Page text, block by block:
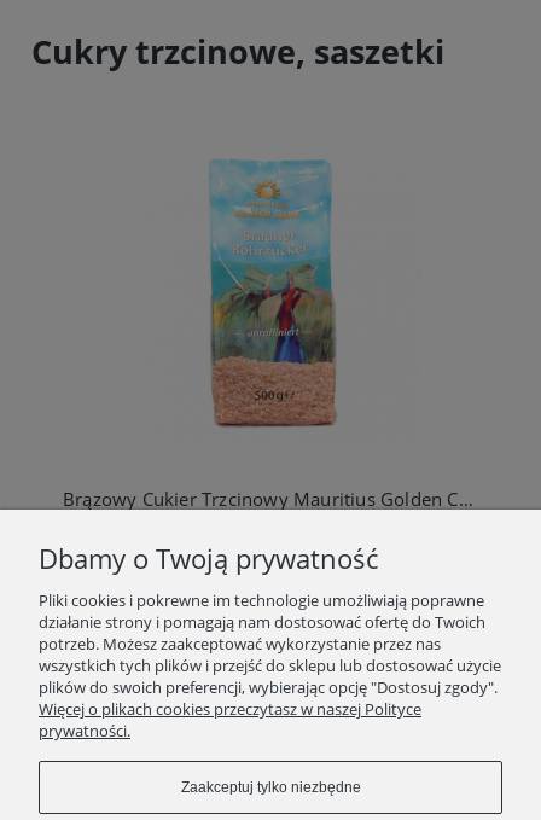
Cukry trzcinowe, saszetki
Brązowy Cukier Trzcinowy Mauritius Golden Cane nierafinowany- 0.5 kg
Do koszyka
SKLEP
ZAKUPY
Dbamy o Twoją prywatność
Pliki cookies i pokrewne im technologie umożliwiają poprawne
działanie strony i pomagają nam dostosować ofertę do Twoich
potrzeb. Możesz zaakceptować wykorzystanie przez nas
wszystkich tych plików i przejść do sklepu lub dostosować użycie
plików do swoich preferencji, wybierając opcję "Dostosuj zgody".
Więcej o plikach cookies przeczytasz w naszej Polityce
prywatności.
Zaakceptuj tylko niezbędne